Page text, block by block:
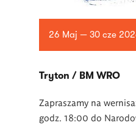
26 Maj — 30 cze
Tryton / BM WRO
Zapraszamy na
godz. 18:00 do